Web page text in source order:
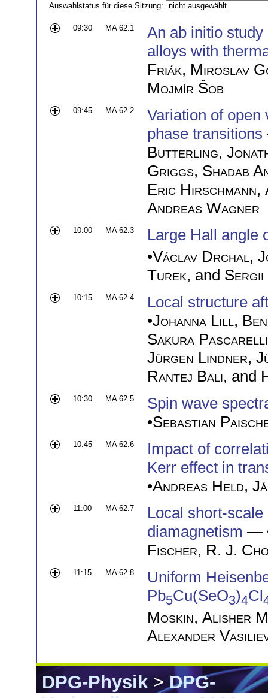
Auswahlstatus für diese Sitzung:
09:30 MA 62.1
An ab initio
alloys with
Friák, Miroslav
Mojmír Šob
09:45 MA 62.2
Variation of open
phase transitions
Butterling,
Griggs, Shadab
Eric Hirschmann,
Andreas Wagner
10:00 MA 62.3
Large Hall angle
•Václav Drchal,
Turek, and Sergii
10:15 MA 62.4
Local structure
•Johanna Lill,
Sakura Pascarelli
Jürgen Lindner,
Rantej Bali, and
10:30 MA 62.5
Spin wave
•Sebastian
10:45 MA 62.6
Impact of
Kerr effect in
•Andreas Held,
11:00 MA 62.7
Local short-
diamagnetism —
Fischer, R. J.
11:15 MA 62.8
Uniform
Pb5Cu(SeO3)4Cl
Moskin, Alisher
Alexander
DPG-Physik>DPG-